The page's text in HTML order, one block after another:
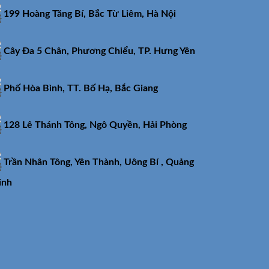
199 Hoàng Tăng Bí, Bắc Từ Liêm, Hà Nội
Cây Đa 5 Chân, Phương Chiểu, TP. Hưng Yên
Phố Hòa Bình, TT. Bố Hạ, Bắc Giang
128 Lê Thánh Tông, Ngô Quyền, Hải Phòng
Trần Nhân Tông, Yên Thành, Uông Bí , Quảng